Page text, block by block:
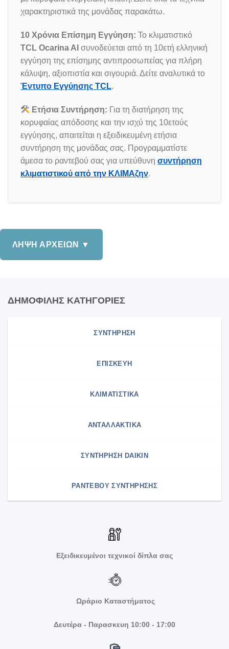
χαρακτηριστικά της μονάδας παρακάτω.
10 Χρόνια Επίσημη Εγγύηση: Το κλιματιστικό
TCL Ocarina AI συνοδεύεται από τη 10ετή ελληνική
εγγύηση της επίσημης αντιπροσωπείας για πλήρη
κάλυψη, αξιοπιστία και σιγουριά. Δείτε αναλυτικά το
Έντυπο Εγγύησης TCL.
Ετήσια Συντήρηση: Για τη διατήρηση της
κορυφαίας απόδοσης και την ισχύ της 10ετούς
εγγύησης, απαιτείται η εξειδικευμένη ετήσια
συντήρηση της μονάδας σας. Προγραμματίστε
άμεσα το ραντεβού σας για υπεύθυνη συντήρηση
κλιματιστικού από την ΚΛΙΜΑζην.
ΛΗΨΗ ΑΡΧΕΙΩΝ ▼
ΔΗΜΟΦΙΛΗΣ ΚΑΤΗΓΟΡΙΕΣ
ΣΥΝΤΗΡΗΣΗ
ΕΠΙΣΚΕΥΗ
ΚΛΙΜΑΤΙΣΤΙΚΑ
ΑΝΤΑΛΛΑΚΤΙΚΑ
ΣΥΝΤΉΡΗΣΗ DAIKIN
ΡΑΝΤΕΒΟΥ ΣΥΝΤΗΡΗΣΗΣ
Εξειδικευμένοι τεχνικοί δίπλα σας
Ωράριο Καταστήματος
Δευτέρα - Παρασκευη 10:00 - 17:00